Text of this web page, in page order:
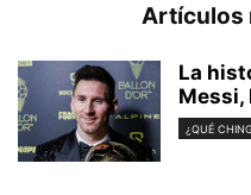
Artículos
La
Messi,
¿QUÉ